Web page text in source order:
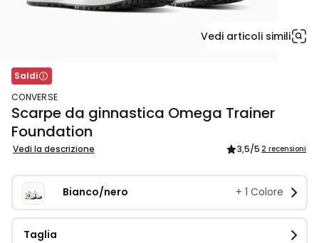
Vedi articoli simili
Saldi
CONVERSE
Scarpe da ginnastica Omega Trainer
Foundation
Vedi la descrizione 3,5/5 2 recensioni
Bianco/nero + 1 Colore
Taglia